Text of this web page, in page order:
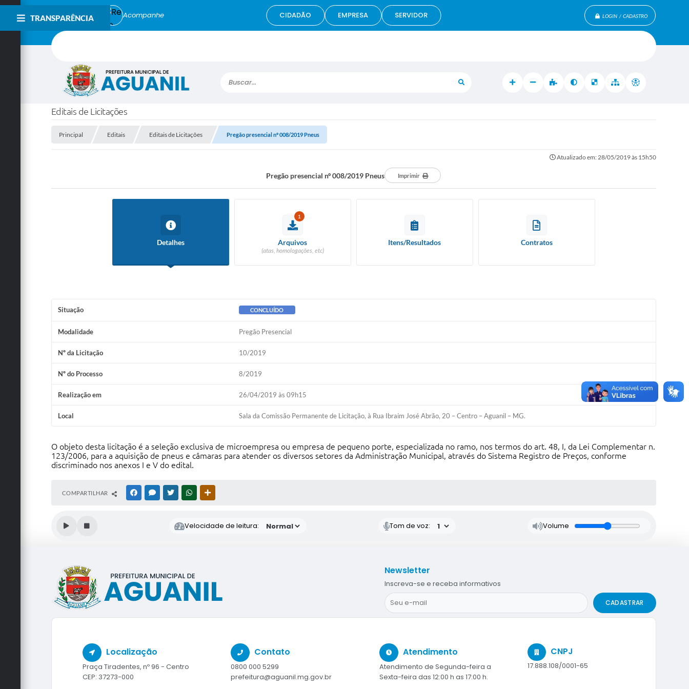
LOGIN / CADASTRO
Buscar...
Acompanhe CIDADÃO EMPRESA SERVIDOR
TRANSPARÊNCIA
Editais de Licitações
Principal Editais Editais de Licitações Pregão presencial nº 008/2019 Pneus
Atualizado em: 28/05/2019 às 15h50
Pregão presencial nº 008/2019 Pneus Imprimir
Detalhes
1
Arquivos
(atas, homologações, etc)
Itens/Resultados Contratos
Situação CONCLUÍDO
Modalidade Pregão Presencial
Nº da Licitação 10/2019
Nº do Processo 8/2019
Realização em 26/04/2019 às 09h15
Local Sala da Comissão Permanente de Licitação, à Rua Ibraim José Abrão, 20 – Centro – Aguanil – MG.
O objeto desta licitação é a seleção exclusiva de microempresa ou empresa de pequeno porte, especializada no ramo, nos termos do art. 48, I, da Lei Complementar n.
123/2006, para a aquisição de pneus e câmaras para atender os diversos setores da Administração Municipal, através do Sistema Registro de Preços, conforme
discriminado nos anexos I e V do edital.
COMPARTILHAR FACEBOOKMESSENGER
TWITTERWHATSAPP
Velocidade de leitura: Tom de voz: Volume
Localização
Praça Tiradentes, nº 96 - Centro
CEP: 37273-000
Contato
0800 000 5299
prefeitura@aguanil.mg.gov.br
Atendimento
Atendimento de Segunda-feira a
Sexta-feira das 12:00 h as 17:00 h.
CNPJ
17.888.108/0001-65
Newsletter
Inscreva-se e receba informativos
CADASTRAR